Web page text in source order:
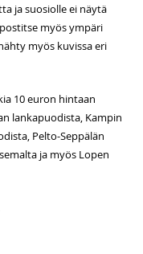
ja suosiolle ei näytä
myös ympäri
myös kuvissa eri
10 euron hintaan
lankapuodista, Kampin
Pelto-Seppälän
ja myös Lopen